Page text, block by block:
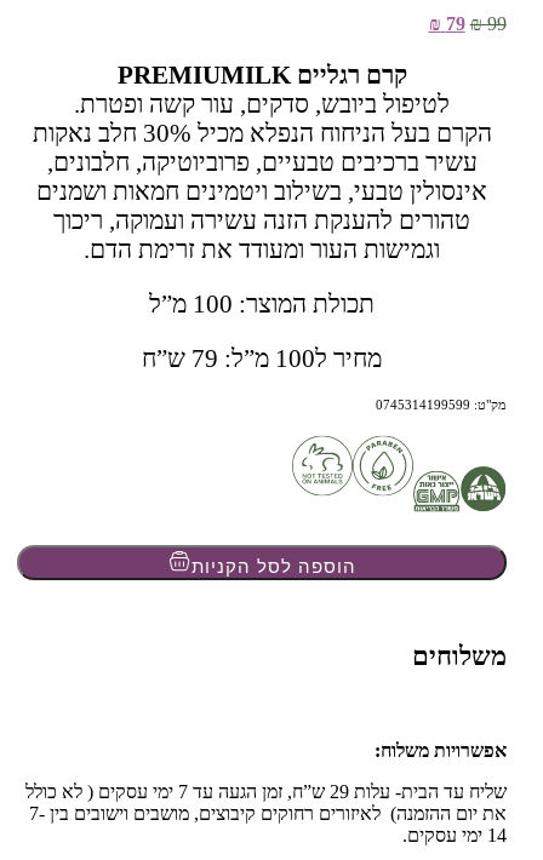
99
₪ המחיר
79
₪
הוא:קרם רגליים PREMIUMILK
לטיפול ביובש, סדקים, עור קשה ופטרת.
הקרם בעל הניחוח הנפלא מכיל 30% חלב נאקות
עשיר ברכיבים טבעיים, פרוביוטיקה, חלבונים,
אינסולין טבעי, בשילוב ויטמינים חמאות ושמנים
טהורים להענקת הזנה עשירה ועמוקה, ריכוך
וגמישות העור ומעודד את זרימת הדם.
תכולת המוצר: 100 מ”ל
מחיר ל100 מ”ל: 79 ש”ח
מק"ט: 0745314199599
הוספה לסל הקניות
משלוחים
אפשרויות משלוח:
שליח עד הבית- עלות 29 ש”ח, זמן הגעה עד 7 ימי עסקים ( לא כולל
את יום ההזמנה) לאיזורים רחוקים קיבוצים, מושבים וישובים בין 7-
14 ימי עסקים.